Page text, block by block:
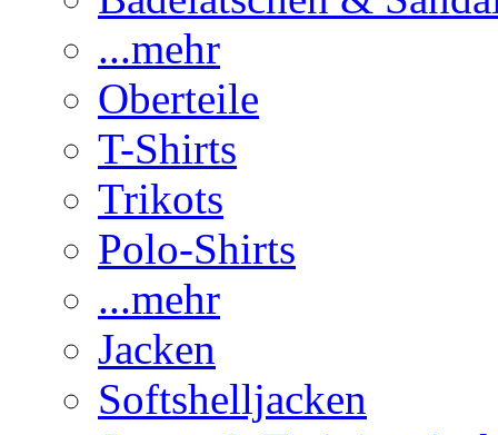
...mehr
Oberteile
T-Shirts
Trikots
Polo-Shirts
...mehr
Jacken
Softshelljacken